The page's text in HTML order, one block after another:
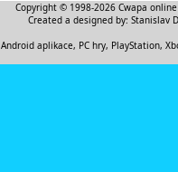
Copyright © 1998-2026 Cwapa
Created a designed by: Stanislav
Android aplikace, PC hry, PlayStation,